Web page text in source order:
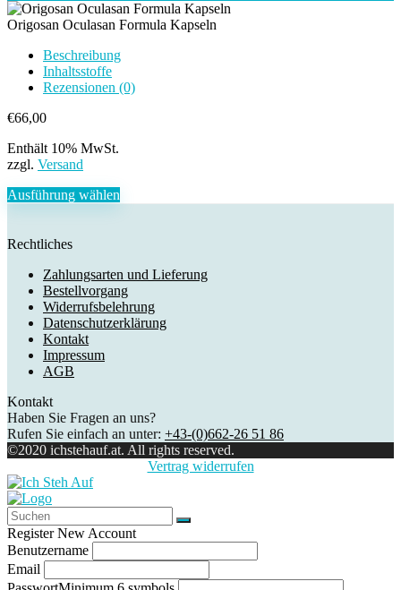
Origosan Oculasan Formula Kapseln
Beschreibung
Inhaltsstoffe
Rezensionen (0)
€66,00
Enthält 10% MwSt.
zzgl. Versand
Ausführung wählen
Rechtliches
Zahlungsarten und Lieferung
Bestellvorgang
Widerrufsbelehrung
Datenschutzerklärung
Kontakt
Impressum
AGB
Kontakt
Haben Sie Fragen an uns?
Rufen Sie einfach an unter: +43-(0)662-26 51 86
©2020 ichstehauf.at. All rights reserved.
Vertrag widerrufen
Register New Account
Benutzername
Email